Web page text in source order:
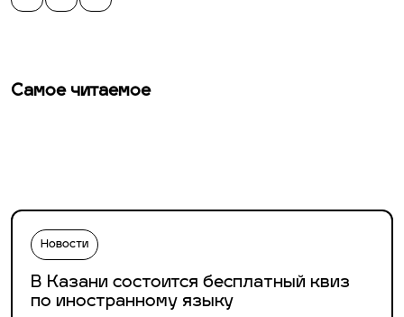
Самое читаемое
Новости
В Казани состоится бесплатный квиз
по иностранному языку